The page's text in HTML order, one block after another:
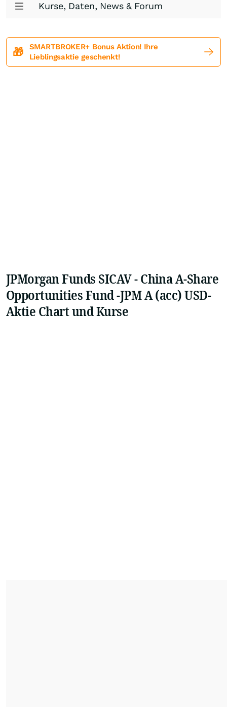
Kurse, Daten, News & Forum
🎁
SMARTBROKER+ Bonus Aktion! Ihre
Lieblingsaktie geschenkt!
JPMorgan Funds SICAV - China A-Share
Opportunities Fund -JPM A (acc) USD-
Aktie Chart und Kurse